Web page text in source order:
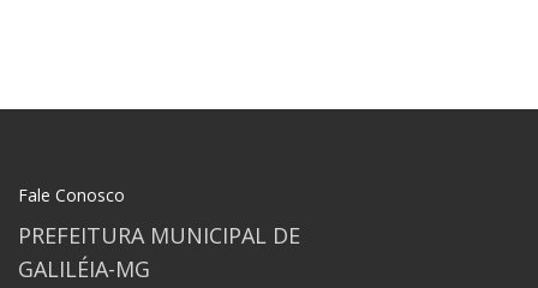
Fale Conosco
PREFEITURA MUNICIPAL DE
GALILÉIA-MG